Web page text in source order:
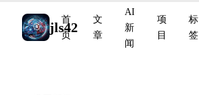
jls42
首
页
文
章
AI
新
闻
项
目
标
签